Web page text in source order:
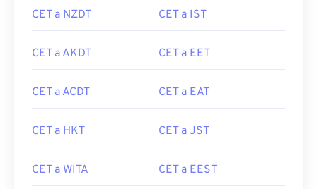
CET a NZDT CET a IST
CET a AKDT CET a EET
CET a ACDT CET a EAT
CET a HKT CET a JST
CET a WITA CET a EEST